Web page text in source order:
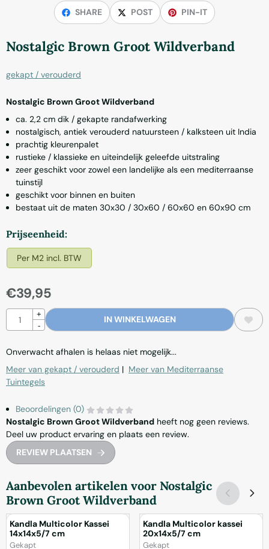
SHARE POST PIN-IT
Nostalgic Brown Groot Wildverband
gekapt / verouderd
Nostalgic Brown Groot Wildverband
ca. 2,2 cm dik / gekapte randafwerking
nostalgisch, antiek verouderd natuursteen / kalksteen uit India
prachtig kleurenpalet
rustieke / klassieke en uiteindelijk geleefde uitstraling
zeer geschikt voor zowel een landelijke als een mediterraanse
tuinstijl
geschikt voor binnen en buiten
bestaat uit de maten 30x30 / 30x60 / 60x60 en 60x90 cm
Maak een keuze voor
Prijseenheid:
Per M2 incl. BTW
€39,95
+
-
IN WINKELWAGEN
Onverwacht afhalen is helaas niet mogelijk...
Meer van gekapt / verouderd | Meer van Mediterraanse
Tuintegels
Beoordelingen (0)
Nostalgic Brown Groot Wildverband heeft nog geen reviews.
Deel uw product ervaring en plaats een review.
REVIEW PLAATSEN
Aanbevolen artikelen voor Nostalgic
Brown Groot Wildverband
Kandla Multicolor Kassei
14x14x5/7 cm
Merk:
Gekapt
Kandla Multicolor kassei
20x14x5/7 cm
Merk:
Gekapt